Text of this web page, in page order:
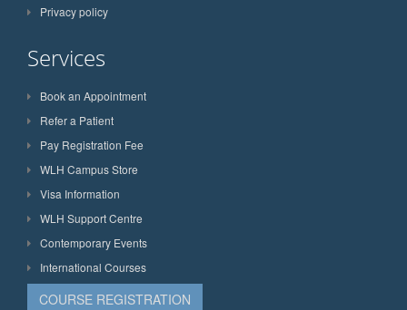
Privacy policy
Services
Book an Appointment
Refer a Patient
Pay Registration Fee
WLH Campus Store
Visa Information
WLH Support Centre
Contemporary Events
International Courses
COURSE REGISTRATION